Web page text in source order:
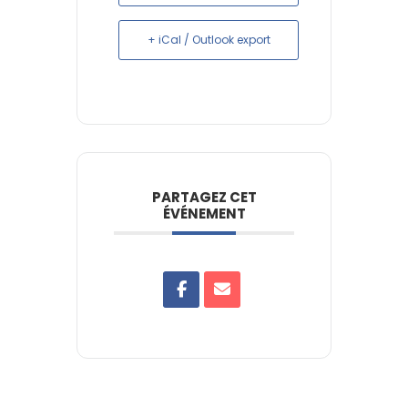
+ iCal / Outlook export
PARTAGEZ CET
ÉVÉNEMENT